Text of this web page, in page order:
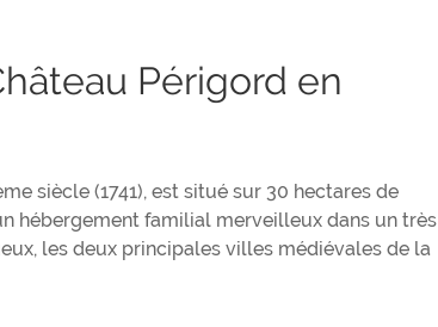
Périgord en
siècle (1741), est situé sur 30 hectares de
hébergement familial merveilleux dans un très
les deux principales villes médiévales de la